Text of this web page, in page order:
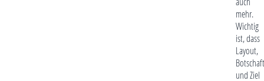
mehr.
Wichtig
ist, dass
Layout,
Botschaft
und Ziel